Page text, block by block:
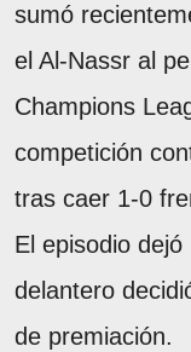
sumó
el Al-Nassr al
Champions
competición
tras caer 1-0
El episodio dejó
delantero
de premiación.